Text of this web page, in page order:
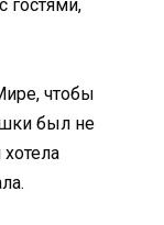
гостями,
чтобы
был не